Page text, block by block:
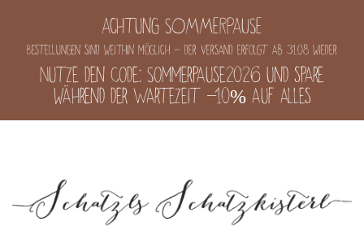
Achtung SOMMERPAUSE
Bestellungen sind weithin möglich - der Versand erfolgt ab 31.08 wieder
Nutze den Code: Sommerpause2026 und spare
während der Wartezeit -10% auf alles